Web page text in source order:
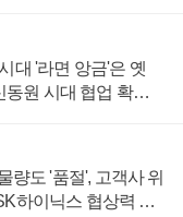
대 '라면 앙금'은 옛
동원 시대 협업 확대
량도 '품절', 고객사 위
하이닉스 협상력 더